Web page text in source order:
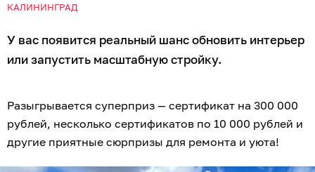
КАЛИНИНГРАД
У вас появится реальный шанс обновить интерьер
или запустить масштабную стройку.
Разыгрывается суперприз — сертификат на 300 000
рублей, несколько сертификатов по 10 000 рублей и
другие приятные сюрпризы для ремонта и уюта!